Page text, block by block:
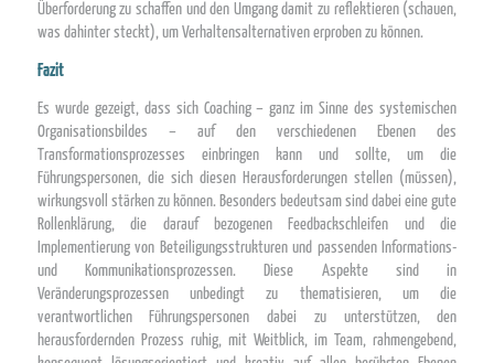
Überforderung zu schaffen und den Umgang damit zu reflektieren (schauen,
was dahinter steckt), um Verhaltensalternativen erproben zu können.
Fazit
Es wurde gezeigt, dass sich Coaching – ganz im Sinne des systemischen
Organisationsbildes – auf den verschiedenen Ebenen des
Transformationsprozesses einbringen kann und sollte, um die
Führungspersonen, die sich diesen Herausforderungen stellen (müssen),
wirkungsvoll stärken zu können. Besonders bedeutsam sind dabei eine gute
Rollenklärung, die darauf bezogenen Feedbackschleifen und die
Implementierung von Beteiligungsstrukturen und passenden Informations-
und Kommunikationsprozessen. Diese Aspekte sind in
Veränderungsprozessen unbedingt zu thematisieren, um die
verantwortlichen Führungspersonen dabei zu unterstützen, den
herausfordernden Prozess ruhig, mit Weitblick, im Team, rahmengebend,